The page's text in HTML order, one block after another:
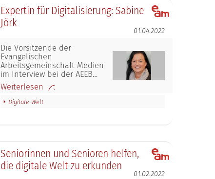
Expertin für Digitalisierung: Sabine
Jörk
01.04.2022
Die Vorsitzende der
Evangelischen
Arbeitsgemeinschaft Medien
im Interview bei der AEEB…
Weiterlesen
Digitale Welt
Seniorinnen und Senioren helfen,
die digitale Welt zu erkunden
01.02.2022